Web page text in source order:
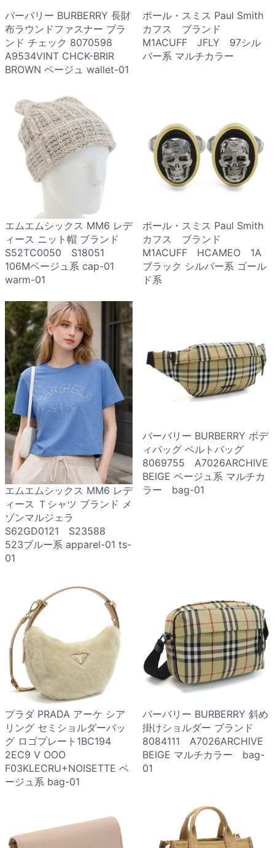
バーバリー BURBERRY 長財
布ラウンドファスナー ブラ
ンド チェック 8070598
A9534VINT CHCK-BRIR
BROWN ベージュ wallet-01
ポール・スミス Paul Smith
カフス ブランド
M1ACUFF JFLY 97シル
バー系 マルチカラー
エムエムシックス MM6 レデ
ィース ニット帽 ブランド
S52TC0050 S18051
106Mベージュ系 cap-01
warm-01
ポール・スミス Paul Smith
カフス ブランド
M1ACUFF HCAMEO 1A
ブラック シルバー系 ゴール
ド系
エムエムシックス MM6 レデ
ィース Ｔシャツ ブランド メ
ゾンマルジェラ
S62GD0121 S23588
523ブルー系 apparel-01 ts-
01
バーバリー BURBERRY ボデ
ィバッグ ベルトバッグ
8069755 A7026ARCHIVE
BEIGE ベージュ系 マルチカ
ラー bag-01
プラダ PRADA アーケ シア
リング セミショルダーバッ
グ ロゴプレート1BC194
2EC9 V OOO
F03KLECRU+NOISETTE ベ
ージュ系 bag-01
バーバリー BURBERRY 斜め
掛けショルダー ブランド
8084111 A7026ARCHIVE
BEIGE マルチカラー bag-
01